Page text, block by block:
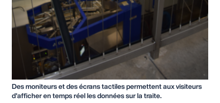
Des moniteurs et des écrans tactiles permettent aux visiteurs
d'afficher en temps réel les données sur la traite.